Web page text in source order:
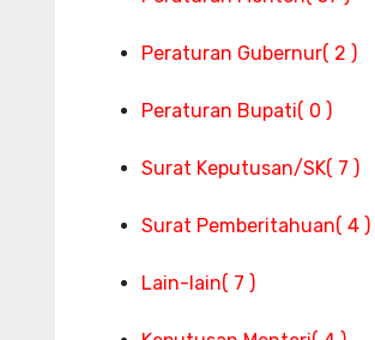
Peraturan Gubernur( 2 )
Peraturan Bupati( 0 )
Surat Keputusan/SK( 7 )
Surat Pemberitahuan( 4 )
Lain-lain( 7 )